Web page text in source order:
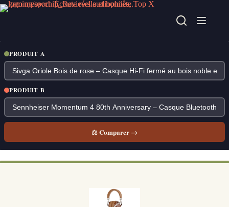
Passer
au
PRODUIT A
PRODUIT B
⚖ Comparer →